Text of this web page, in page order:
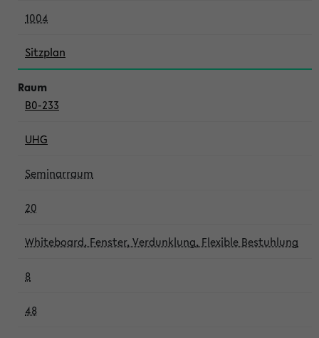
1004
Sitzplan
B0-233
UHG
Seminarraum
20
Whiteboard, Fenster, Verdunklung, Flexible Bestuhlung
8
48